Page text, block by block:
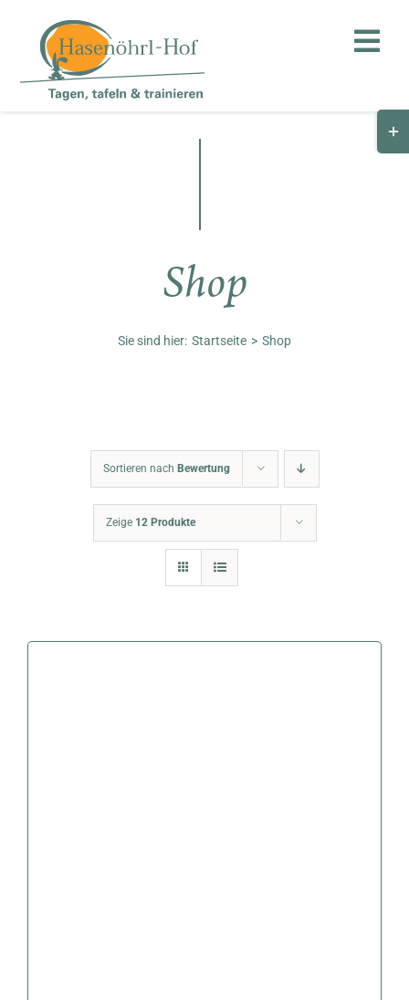
springen
Unternehmen
Shop
Sie sind hier: Startseite Shop
Sortieren nach Bewertung
Zeige 12 Produkte